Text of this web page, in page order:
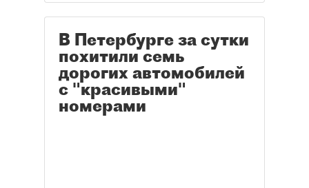
превысила 102,6 млрд рублей.
В Петербурге за сутки
похитили семь
дорогих автомобилей
с "красивыми"
номерами